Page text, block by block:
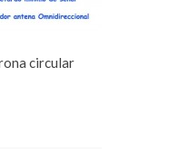
circular